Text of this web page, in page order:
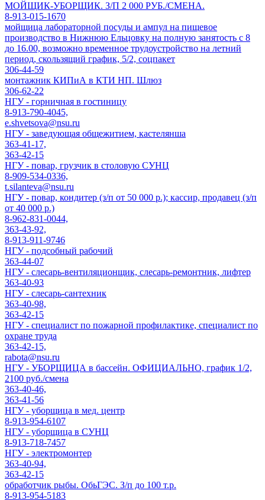
МОЙЩИК-УБОРЩИК. З/П 2 000 РУБ./СМЕНА.
8-913-015-1670
мойщица лабораторной посуды и ампул на пищевое
производство в Нижнюю Ельцовку на полную занятость с 8
до 16.00, возможно временное трудоустройство на летний
период, скользящий график, 5/2, соцпакет
306-44-59
монтажник КИПиА в КТИ НП. Шлюз
306-62-22
НГУ - горничная в гостиницу
8-913-790-4045,
e.shvetsova@nsu.ru
НГУ - заведующая общежитием, кастелянша
363-41-17,
363-42-15
НГУ - повар, грузчик в столовую СУНЦ
8-909-534-0336,
t.silanteva@nsu.ru
НГУ - повар, кондитер (з/п от 50 000 р.); кассир, продавец (з/п
от 40 000 р.)
8-962-831-0044,
363-43-92,
8-913-911-9746
НГУ - подсобный рабочий
363-44-07
НГУ - слесарь-вентиляционщик, слесарь-ремонтник, лифтер
363-40-93
НГУ - слесарь-сантехник
363-40-98,
363-42-15
НГУ - специалист по пожарной профилактике, специалист по
охране труда
363-42-15,
rabota@nsu.ru
НГУ - УБОРЩИЦА в бассейн. ОФИЦИАЛЬНО, график 1/2,
2100 руб./смена
363-40-46,
363-41-56
НГУ - уборщица в мед. центр
8-913-954-6107
НГУ - уборщица в СУНЦ
8-913-718-7457
НГУ - электромонтер
363-40-94,
363-42-15
обработчик рыбы. ОбьГЭС. З/п до 100 т.р.
8-913-954-5183